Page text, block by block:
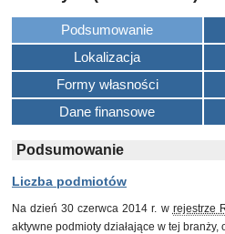
Podsumowanie
Lokalizacja
Formy własności
Dane finansowe
Podsumowanie
Liczba podmiotów
Na dzień 30 czerwca 2014 r. w rejestrze
aktywne podmioty działające w tej branży,